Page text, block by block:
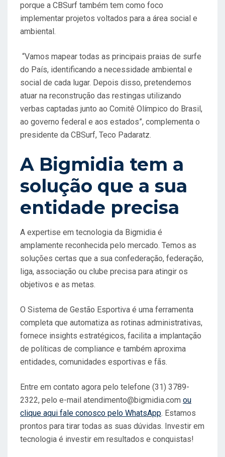
porque a CBSurf também tem como foco
implementar projetos voltados para a área social e
ambiental.
“Vamos mapear todas as principais praias de surfe
do País, identificando a necessidade ambiental e
social de cada lugar. Depois disso, pretendemos
atuar na reconstrução das restingas utilizando
verbas captadas junto ao Comitê Olímpico do Brasil,
ao governo federal e aos estados”, complementa o
presidente da CBSurf, Teco Padaratz.
A Bigmidia tem a
solução que a sua
entidade precisa
A expertise em tecnologia da Bigmidia é
amplamente reconhecida pelo mercado. Temos as
soluções certas que a sua confederação, federação,
liga, associação ou clube precisa para atingir os
objetivos e as metas.
O Sistema de Gestão Esportiva é uma ferramenta
completa que automatiza as rotinas administrativas,
fornece insights estratégicos, facilita a implantação
de políticas de compliance e também aproxima
entidades, comunidades esportivas e fãs.
Entre em contato agora pelo telefone (31) 3789-
2322, pelo e-mail atendimento@bigmidia.com ou
clique aqui fale conosco pelo WhatsApp. Estamos
prontos para tirar todas as suas dúvidas. Investir em
tecnologia é investir em resultados e conquistas!